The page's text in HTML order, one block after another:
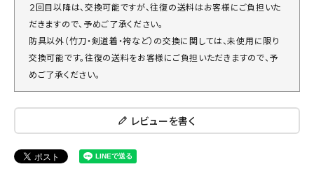
２回目以降は、交換可能ですが、往復の送料はお客様にご負担いた
だきますので、予めご了承ください。
防具以外（竹刀・剣道着・袴など）の交換に関しては、未使用に限り
交換可能です。往復の送料をお客様にご負担いただきますので、予
めご了承ください。
レビューを書く